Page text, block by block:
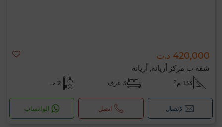
420,000 د.ت
شقة ب مركز أريانة, أريانة
133 م² 3 غرف 2 حـ
لإتصال اتصل الواتساب